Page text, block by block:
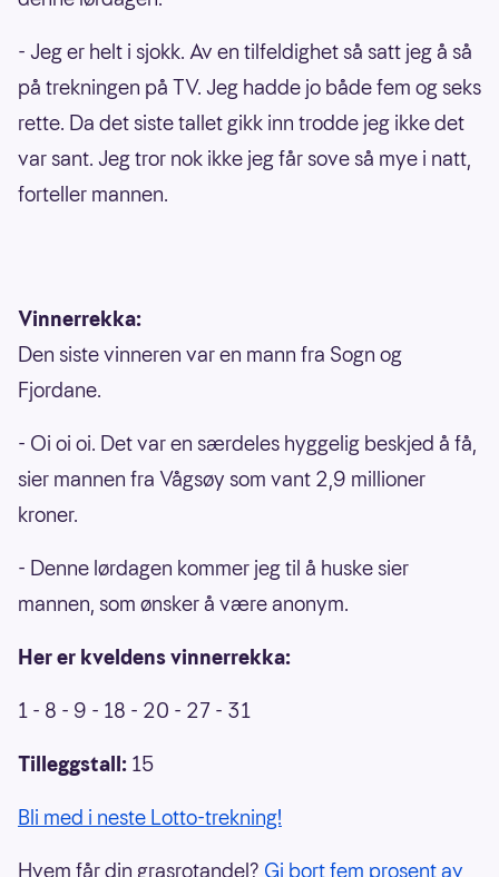
- Jeg er helt i sjokk. Av en tilfeldighet så satt jeg å så
på trekningen på TV. Jeg hadde jo både fem og seks
rette. Da det siste tallet gikk inn trodde jeg ikke det
var sant. Jeg tror nok ikke jeg får sove så mye i natt,
forteller mannen.
Vinnerrekka:
Den siste vinneren var en mann fra Sogn og
Fjordane.
- Oi oi oi. Det var en særdeles hyggelig beskjed å få,
sier mannen fra Vågsøy som vant 2,9 millioner
kroner.
- Denne lørdagen kommer jeg til å huske sier
mannen, som ønsker å være anonym.
Her er kveldens vinnerrekka:
1 - 8 - 9 - 18 - 20 - 27 - 31
Tilleggstall: 15
Bli med i neste Lotto-trekning!
Hvem får din grasrotandel? Gi bort fem prosent av